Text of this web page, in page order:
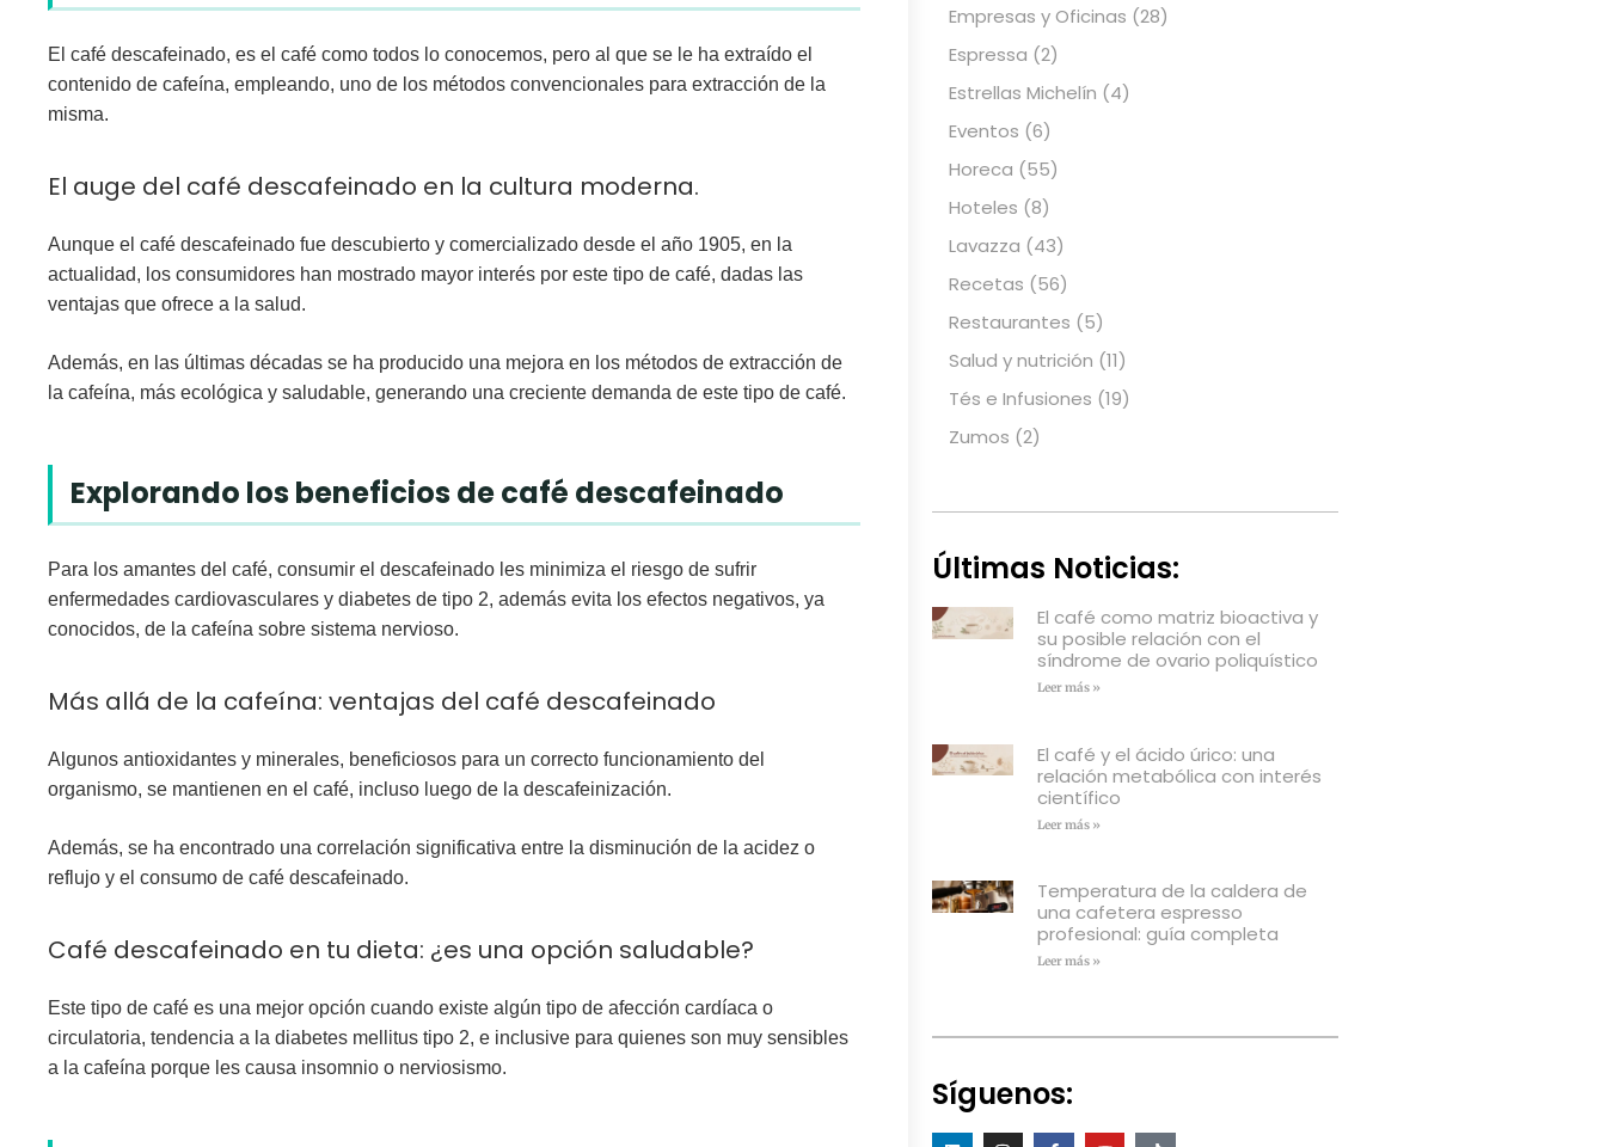
El café descafeinado, es el café como todos lo conocemos, pero al que se le ha extraído el
contenido de cafeína, empleando, uno de los métodos convencionales para extracción de la
misma.
El auge del café descafeinado en la cultura moderna.
Aunque el café descafeinado fue descubierto y comercializado desde el año 1905, en la
actualidad, los consumidores han mostrado mayor interés por este tipo de café, dadas las
ventajas que ofrece a la salud.
Además, en las últimas décadas se ha producido una mejora en los métodos de extracción de
la cafeína, más ecológica y saludable, generando una creciente demanda de este tipo de café.
Explorando los beneficios de café descafeinado
Para los amantes del café, consumir el descafeinado les minimiza el riesgo de sufrir
enfermedades cardiovasculares y diabetes de tipo 2, además evita los efectos negativos, ya
conocidos, de la cafeína sobre sistema nervioso.
Más allá de la cafeína: ventajas del café descafeinado
Algunos antioxidantes y minerales, beneficiosos para un correcto funcionamiento del
organismo, se mantienen en el café, incluso luego de la descafeinización.
Además, se ha encontrado una correlación significativa entre la disminución de la acidez o
reflujo y el consumo de café descafeinado.
Café descafeinado en tu dieta: ¿es una opción saludable?
Este tipo de café es una mejor opción cuando existe algún tipo de afección cardíaca o
circulatoria, tendencia a la diabetes mellitus tipo 2, e inclusive para quienes son muy sensibles
a la cafeína porque les causa insomnio o nerviosismo.
Empresas y Oficinas (28)
Espressa (2)
Estrellas Michelín (4)
Eventos (6)
Horeca (55)
Hoteles (8)
Lavazza (43)
Recetas (56)
Restaurantes (5)
Salud y nutrición (11)
Tés e Infusiones (19)
Zumos (2)
Últimas Noticias:
El café como matriz bioactiva y
su posible relación con el
síndrome de ovario poliquístico
Leer más »
El café y el ácido úrico: una
relación metabólica con interés
científico
Leer más »
Temperatura de la caldera de
una cafetera espresso
profesional: guía completa
Leer más »
Síguenos: